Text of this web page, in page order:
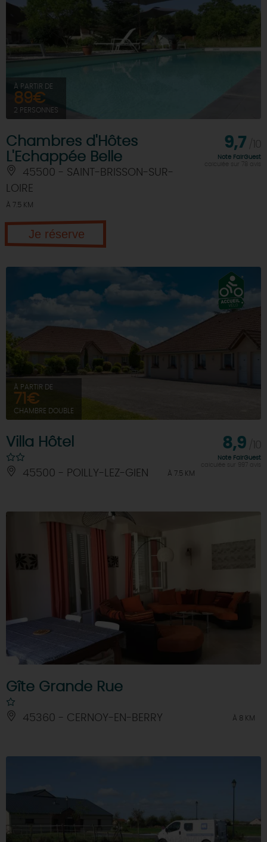
À PARTIR DE
89€
2 PERSONNES
Chambres d'Hôtes
L'Echappée Belle
45500 - SAINT-BRISSON-SUR-
LOIRE
À 7.5 KM
9,7
Note FairGuest
calculée sur 78 avis
Je réserve
À PARTIR DE
71€
CHAMBRE DOUBLE
Villa Hôtel
45500 - POILLY-LEZ-GIEN À 7.5 KM
8,9
Note FairGuest
calculée sur 997 avis
Gîte Grande Rue
45360 - CERNOY-EN-BERRY À 8 KM